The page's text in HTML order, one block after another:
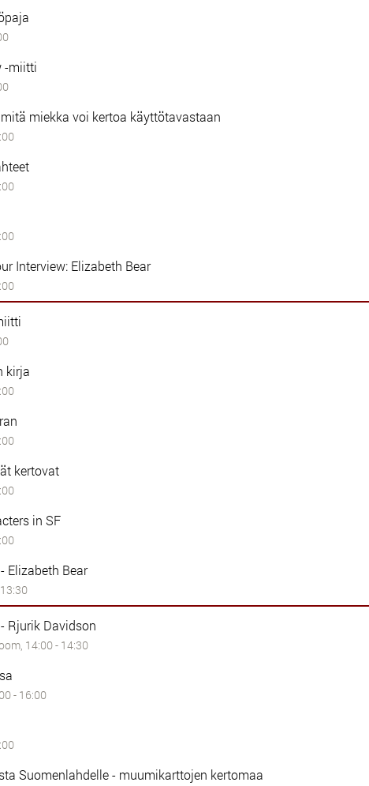
-miitti
miekka voi kertoa käyttötavastaan
Interview: Elizabeth Bear
kirja
kertovat
in SF
Elizabeth Bear
Rjurik Davidson
14:00 - 14:30
- 16:00
Suomenlahdelle - muumikarttojen kertomaa